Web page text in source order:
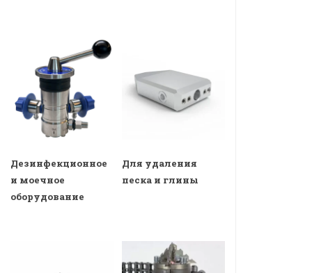
Дезинфекционное
и моечное
оборудование
Для удаления
песка и глины